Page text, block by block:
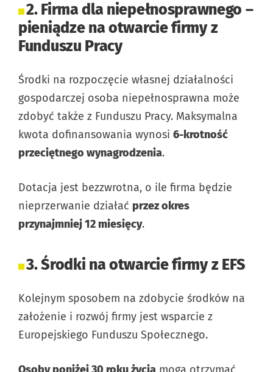
2. Firma dla niepełnosprawnego –
pieniądze na otwarcie firmy z
Funduszu Pracy
Środki na rozpoczęcie własnej działalności
gospodarczej osoba niepełnosprawna może
zdobyć także z Funduszu Pracy. Maksymalna
kwota dofinansowania wynosi 6-krotność
przeciętnego wynagrodzenia.
Dotacja jest bezzwrotna, o ile firma będzie
nieprzerwanie działać przez okres
przynajmniej 12 miesięcy.
3. Środki na otwarcie firmy z EFS
Kolejnym sposobem na zdobycie środków na
założenie i rozwój firmy jest wsparcie z
Europejskiego Funduszu Społecznego.